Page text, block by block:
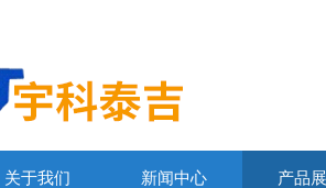
关于我们 新闻中心 产品